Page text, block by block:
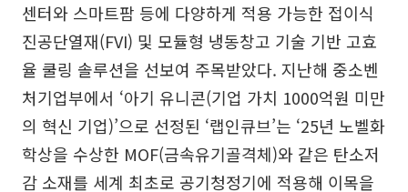
센터와 스마트팜 등에 다양하게 적용 가능한 접이식
진공단열재(FVI) 및 모듈형 냉동창고 기술 기반 고효
율 쿨링 솔루션을 선보여 주목받았다. 지난해 중소벤
처기업부에서 ‘아기 유니콘(기업 가치 1000억원 미만
의 혁신 기업)’으로 선정된 ‘랩인큐브’는 ‘25년 노벨화
학상을 수상한 MOF(금속유기골격체)와 같은 탄소저
감 소재를 세계 최초로 공기청정기에 적용해 이목을